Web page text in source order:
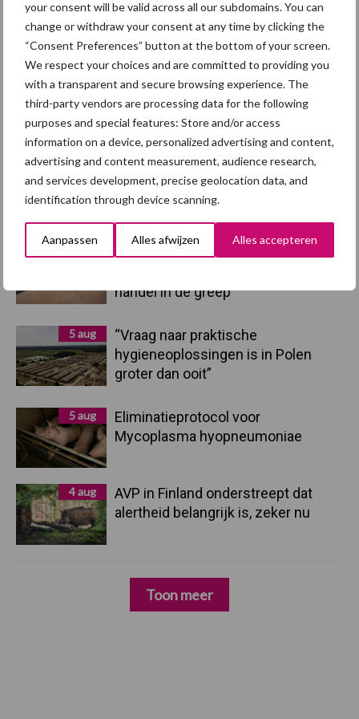
your consent will be valid across all our subdomains. You can
change or withdraw your consent at any time by clicking the
“Consent Preferences” button at the bottom of your screen.
We respect your choices and are committed to providing you
with a transparent and secure browsing experience. The
third-party vendors are processing data for the following
purposes and special features: Store and/or access
information on a device, personalized advertising and content,
advertising and content measurement, audience research,
and services development, precise geolocation data, and
identification through device scanning.
Aanpassen Alles afwijzen Alles accepteren
Primaire
Sidebar
Recent nieuws Partner nieuws
7 aug
Britse varkenssector vreest
afzetcrisis in het najaar
Grondstoffenmarkt blijft grillig:
handel in de greep
5 aug
“Vraag naar praktische
hygieneoplossingen is in Polen
groter dan ooit”
5 aug
Eliminatieprotocol voor
Mycoplasma hyopneumoniae
4 aug
AVP in Finland onderstreept dat
alertheid belangrijk is, zeker nu
Toon meer
Toon meer